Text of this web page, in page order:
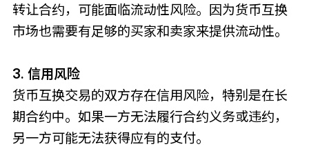
转让合约，可能面临流动性风险。因为货币互换
市场也需要有足够的买家和卖家来提供流动性。
3. 信用风险
货币互换交易的双方存在信用风险，特别是在长
期合约中。如果一方无法履行合约义务或违约，
另一方可能无法获得应有的支付。